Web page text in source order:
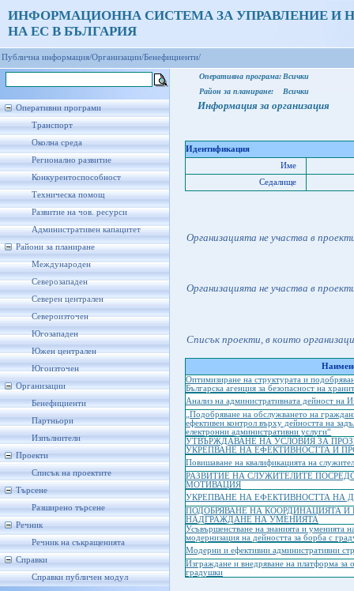
ИНФОРМАЦИОННА СИСТЕМА ЗА УПРАВЛЕНИЕ И
НА ЕС В БЪЛГАРИЯ
Публична информация/Организации/Бенефициенти/
Оперативни програми
Транспорт
Околна среда
Регионално развитие
Конкурентоспособност
Техническа помощ
Развитие на чов. ресурси
Административен капацитет
Райони за планиране
Международен
Северозападен
Северен централен
Североизточен
Югозападен
Южен централен
Югоизточен
Организации
Бенефициенти
Партньори
Изпълнители
Проекти
Списък на проектите
Търсене
Разширено търсене
Речник
Речник на съкращенията
Справки
Справки публичен модул
Оперативна програма: Всички
Район за планиране:
Всички
Информация за организация
Идентификация
Име
Седалище
Организацията не участва в
Организацията не участва в
Списък проекти, в които
Оптимизиране на структурата и
Българска агенция за безопасност на
Анализ на административната дейност на
„Подобряване на обслужването на
ефективен контрол върху дейността на
електронни административни услуги“
УТВЪРЖДАВАНЕ НА УСЛОВИЯ ЗА
УКРЕПВАНЕ НА ЕФЕКТИВНОСТТА И
Повишаване на квалификацията на
РАЗВИТИЕ НА СЛУЖИТЕЛИТЕ
МОТИВАЦИЯ
УКРЕПВАНЕ НА ЕФЕКТИВНОСТТА НА
ПОДОБРЯВАНЕ НА КООРДИНАЦИЯТА
НАДГРАЖДАНЕ НА УМЕНИЯТА
Усъвършенстване на знанията и уменията
модернизация на дейността за борба с
Модерни и ефективни административни
Изграждане и внедряване на платформа
градушки